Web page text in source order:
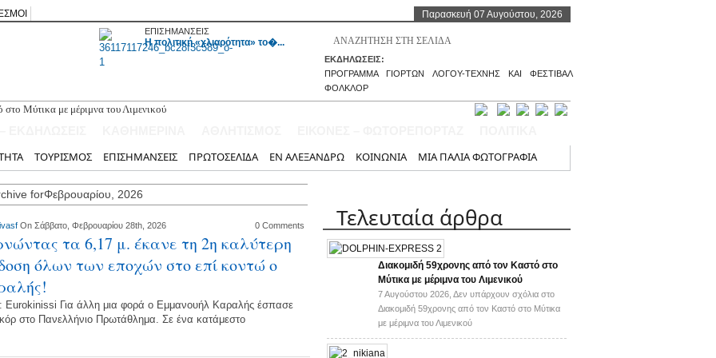
Παρασκευή 07 Αυγούστου, 2026
ΕΠΙΣΗΜΑΝΣΕΙΣ
H πολιτική «χλιαρότητα» το�...
ΕΚΔΗΛΩΣΕΙΣ:
ΠΡΟΓΡΑΜΜΑ ΓΙΟΡΤΩΝ ΛΟΓΟΥ-ΤΕΧΝΗΣ ΚΑΙ ΦΕΣΤΙΒΑΛ
ΦΟΛΚΛΟΡ
Μύτικα με μέριμνα του Λιμενικού
Αγίου Σπυρίδωνος Λαζαράτων
ΤΟΥΡΙΣΜΟΣ ΕΠΙΣΗΜΑΝΣΕΙΣ ΠΡΩΤΟΣΕΛΙΔΑ ΕΝ ΑΛΕΞΑΝΔΡΩ ΚΟΙΝΩΝΙΑ ΜΙΑ ΠΑΛΙΑ ΦΩΤΟΓΡΑΦΙΑ
forΦεβρουαρίου, 2026
On Σάββατο, Φεβρουαρίου 28th, 2026 0 Comments
τα 6,17 μ. έκανε τη 2η καλύτερη
όλων των εποχών στο επί κοντώ ο
Eurokinissi Για άλλη μια φορά ο Εμμανουήλ Καραλής έσπασε
στο Πανελλήνιο Πρωτάθλημα. Σε ένα κατάμεστο
Τελευταία άρθρα
Διακομιδή 59χρονης από τον Καστό στο
Μύτικα με μέριμνα του Λιμενικού
7 Αυγούστου 2026, Δεν υπάρχουν σχόλια στο
Διακομιδή 59χρονης από τον Καστό στο Μύτικα
με μέριμνα του Λιμενικού